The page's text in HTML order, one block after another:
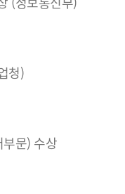
청)
문) 수상